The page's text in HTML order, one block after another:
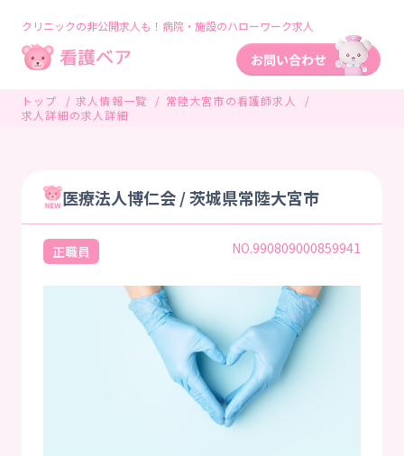
クリニックの非公開求人も！病院・施設のハローワーク求人
トップ 求人情報一覧
常陸大宮市の看護師求人
求人詳細の求人詳細
医療法人博仁会 / 茨城県常陸大宮市
正職員 NO.990809000859941